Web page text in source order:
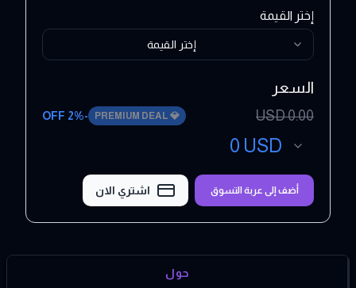
إختر القيمة
إختر القيمة
السعر
0.00
USD
💎
PREMIUM DEAL
-
2% OFF
0 USD
أضف إلى عربة التسوق اشتري الان
حول